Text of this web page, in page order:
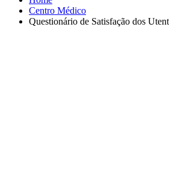
Centro Médico
Questionário de Satisfação dos